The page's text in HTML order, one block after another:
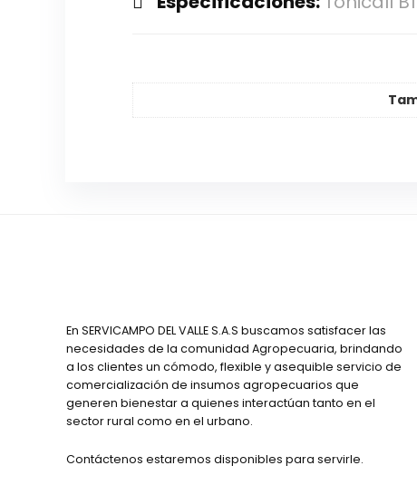
En SERVICAMPO DEL VALLE S.A.S buscamos satisfacer las
necesidades de la comunidad Agropecuaria, brindando
a los clientes un cómodo, flexible y asequible servicio de
comercialización de insumos agropecuarios que
generen bienestar a quienes interactúan tanto en el
sector rural como en el urbano.
Contáctenos estaremos disponibles para servirle.